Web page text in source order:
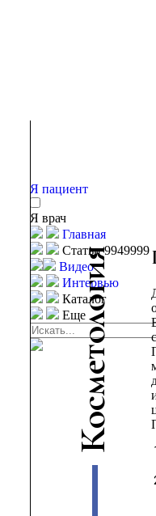
Я пациент
Я врач
Главная
Статьи 9949999
Видео
Интервью
Каталог
Еще
К
о
с
м
е
т
о
л
о
г
и
я